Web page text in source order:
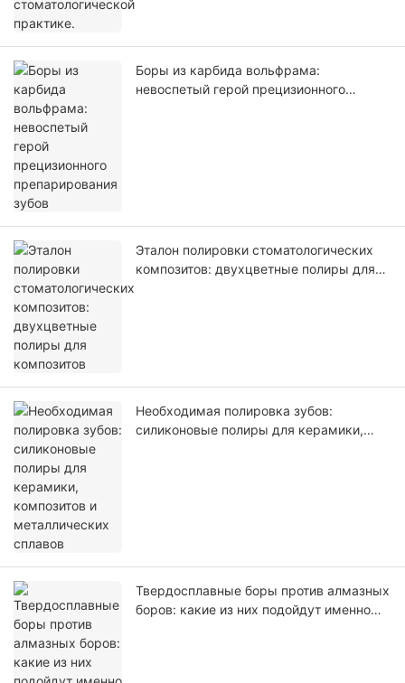
Боры из карбида вольфрама:
невоспетый герой прецизионного
Эталон полировки стоматологических
композитов: двухцветные полиры для
Необходимая полировка зубов:
силиконовые полиры для керамики,
Твердосплавные боры против алмазных
боров: какие из них подойдут именно